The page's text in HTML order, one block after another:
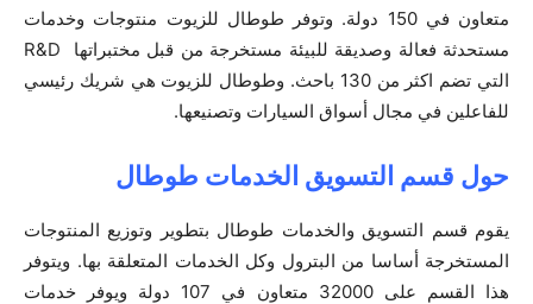
متعاون في 150 دولة. وتوفر طوطال للزيوت منتوجات وخدمات
مستحدثة فعالة وصديقة للبيئة مستخرجة من قبل مختبراتها R&D
التي تضم اكثر من 130 باحث. وطوطال للزيوت هي شريك رئيسي
للفاعلين في مجال أسواق السيارات وتصنيعها.
حول قسم التسويق الخدمات طوطال
يقوم قسم التسويق والخدمات طوطال بتطوير وتوزيع المنتوجات
المستخرجة أساسا من البترول وكل الخدمات المتعلقة بها. ويتوفر
هذا القسم على 32000 متعاون في 107 دولة ويوفر خدمات